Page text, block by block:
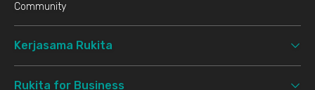
Community
Kerjasama Rukita
Rukita for Business